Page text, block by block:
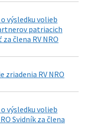
výsledku volieb
patriacich
člena RV NRO
zriadenia RV NRO
výsledku volieb
Svidník za člena